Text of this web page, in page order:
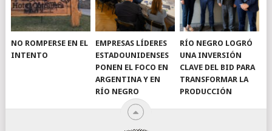
NO ROMPERSE EN EL
INTENTO
EMPRESAS LÍDERES
ESTADOUNIDENSES
PONEN EL FOCO EN
ARGENTINA Y EN
RÍO NEGRO
RÍO NEGRO LOGRÓ
UNA INVERSIÓN
CLAVE DEL BID PARA
TRANSFORMAR LA
PRODUCCIÓN